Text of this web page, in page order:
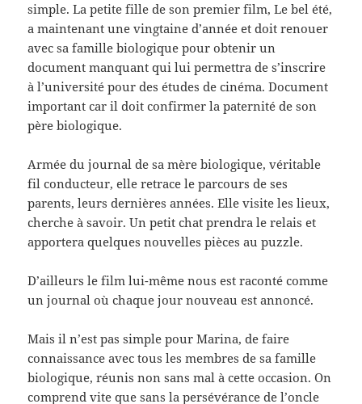
simple. La petite fille de son premier film, Le bel été,
a maintenant une vingtaine d’année et doit renouer
avec sa famille biologique pour obtenir un
document manquant qui lui permettra de s’inscrire
à l’université pour des études de cinéma. Document
important car il doit confirmer la paternité de son
père biologique.
Armée du journal de sa mère biologique, véritable
fil conducteur, elle retrace le parcours de ses
parents, leurs dernières années. Elle visite les lieux,
cherche à savoir. Un petit chat prendra le relais et
apportera quelques nouvelles pièces au puzzle.
D’ailleurs le film lui-même nous est raconté comme
un journal où chaque jour nouveau est annoncé.
Mais il n’est pas simple pour Marina, de faire
connaissance avec tous les membres de sa famille
biologique, réunis non sans mal à cette occasion. On
comprend vite que sans la persévérance de l’oncle